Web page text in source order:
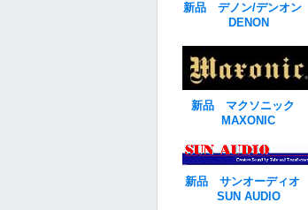
新品 デノン/デンオン
DENON
新品 マクソニック
MAXONIC
新品 サンオーディオ
SUN AUDIO